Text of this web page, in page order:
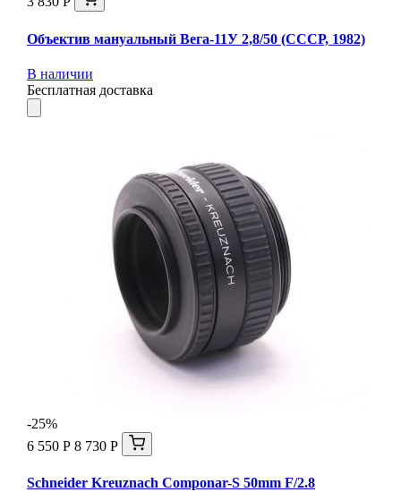
Объектив мануальный Вега-11У 2,8/50 (СССР, 1982)
В наличии
Бесплатная доставка
-25%
6 550 Р 8 730 Р
Schneider Kreuznach Componar-S 50mm F/2.8